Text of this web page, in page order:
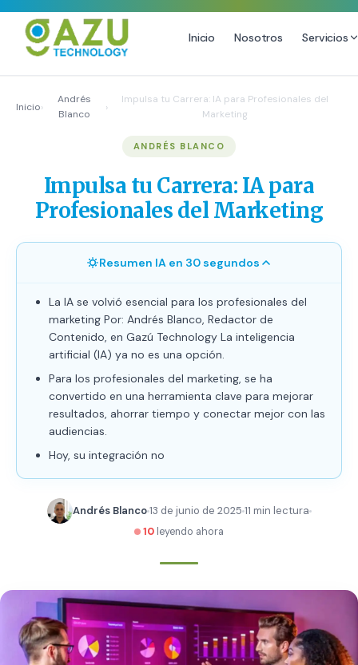
Inicio Nosotros Servicios
Email Marketing y SMS
Growth Youtube ↗
Producción de Videos
Inicio›
Andrés
Blanco
›
Impulsa tu Carrera: IA para Profesionales del
Marketing
ANDRÉS BLANCO
Impulsa tu Carrera: IA para
Profesionales del Marketing
Resumen IA en 30 segundos
La IA se volvió esencial para los profesionales del
marketing Por: Andrés Blanco, Redactor de
Contenido, en Gazú Technology La inteligencia
artificial (IA) ya no es una opción.
Para los profesionales del marketing, se ha
convertido en una herramienta clave para mejorar
resultados, ahorrar tiempo y conectar mejor con las
audiencias.
Hoy, su integración no
Andrés Blanco13 de junio de 2025 11 min lectura
10 leyendo ahora